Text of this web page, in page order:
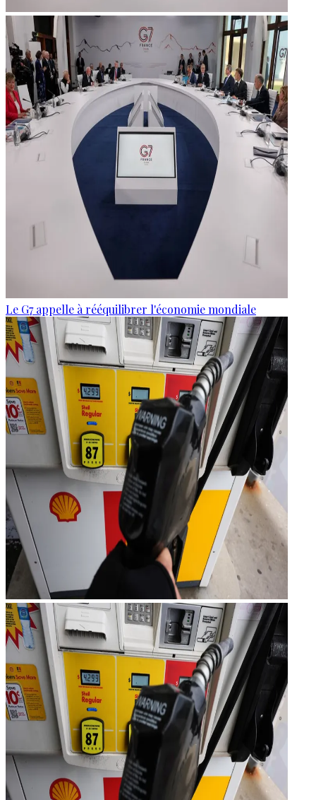
Le G7 appelle à rééquilibrer l'économie mondiale